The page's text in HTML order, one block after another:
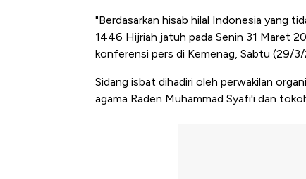
"Berdasarkan hisab hilal Indonesia yang
1446 Hijriah jatuh pada Senin 31 Maret
konferensi pers di Kemenag, Sabtu (29/
Sidang isbat dihadiri oleh perwakilan
agama Raden Muhammad Syafi'i dan